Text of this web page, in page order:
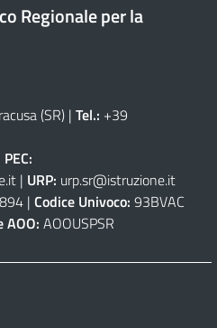
Regionale per la
(SR) | Tel.: +39
PEC:
| URP: urp.sr@istruzione.it
| Codice Univoco: 93BVAC
AOO: AOOUSPSR